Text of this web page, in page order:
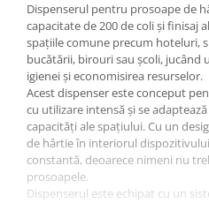
Dispenserul pentru prosoape de
capacitate de 200 de coli și finisaj
spațiile comune precum hoteluri,
bucătării, birouri sau școli, jucând
igienei și economisirea resurselor.
Acest dispenser este conceput
cu utilizare intensă și se
capacități ale spațiului. Cu un
de hârtie în interiorul
constantă, deoarece nimeni nu
prosoapele.
Dispenserul este echipat cu un